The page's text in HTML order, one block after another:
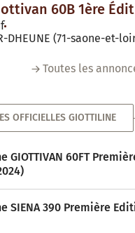
60B 1ère
DHEUNE (71-saone-et-
Toutes les
OFFICIELLES GIOTTILINE
GIOTTIVAN 60FT
SIENA 390 Première